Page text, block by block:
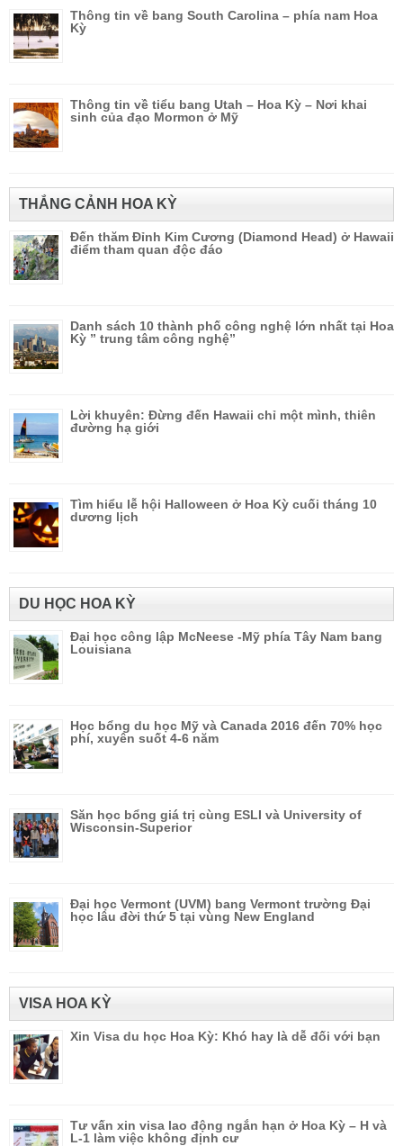
Thông tin về bang South Carolina – phía nam Hoa
Kỳ
Thông tin về tiểu bang Utah – Hoa Kỳ – Nơi khai
sinh của đạo Mormon ở Mỹ
THẮNG CẢNH HOA KỲ
Đến thăm Đỉnh Kim Cương (Diamond Head) ở Hawaii
điểm tham quan độc đáo
Danh sách 10 thành phố công nghệ lớn nhất tại Hoa
Kỳ ” trung tâm công nghệ”
Lời khuyên: Đừng đến Hawaii chỉ một mình, thiên
đường hạ giới
Tìm hiểu lễ hội Halloween ở Hoa Kỳ cuối tháng 10
dương lịch
DU HỌC HOA KỲ
Đại học công lập McNeese -Mỹ phía Tây Nam bang
Louisiana
Học bổng du học Mỹ và Canada 2016 đến 70% học
phí, xuyên suốt 4-6 năm
Săn học bổng giá trị cùng ESLI và University of
Wisconsin-Superior
Đại học Vermont (UVM) bang Vermont trường Đại
học lâu đời thứ 5 tại vùng New England
VISA HOA KỲ
Xin Visa du học Hoa Kỳ: Khó hay là dễ đối với bạn
Tư vấn xin visa lao động ngắn hạn ở Hoa Kỳ – H và
L-1 làm việc không định cư